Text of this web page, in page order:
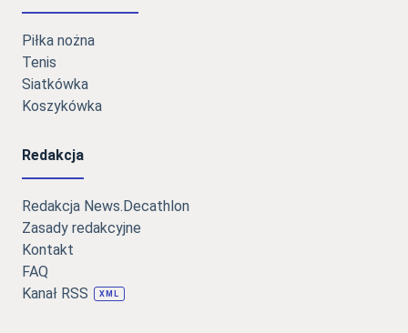
Piłka nożna
Tenis
Siatkówka
Koszykówka
Redakcja
Redakcja News.Decathlon
Zasady redakcyjne
Kontakt
FAQ
Kanał RSS
XML